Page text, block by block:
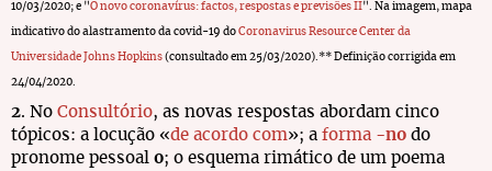
10/03/2020; e "O novo coronavírus: factos, respostas e previsões II". Na imagem, mapa
indicativo do alastramento da covid-19 do Coronavirus Resource Center da
Universidade Johns Hopkins (consultado em 25/03/2020). ** Definição corrigida em
24/04/2020.
2. No Consultório, as novas respostas abordam cinco
tópicos: a locução «de acordo com»; a forma -no do
pronome pessoal o; o esquema rimático de um poema